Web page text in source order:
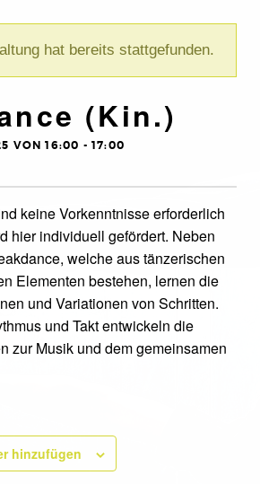
hat bereits stattgefunden.
(Kin.)
VON 16:00 -17:00
keine Vorkenntnisse erforderlich
hier individuell gefördert. Neben
welche aus tänzerischen
Elementen bestehen, lernen die
und Variationen von Schritten.
und Takt entwickeln die
zur Musik und dem gemeinsamen
hinzufügen